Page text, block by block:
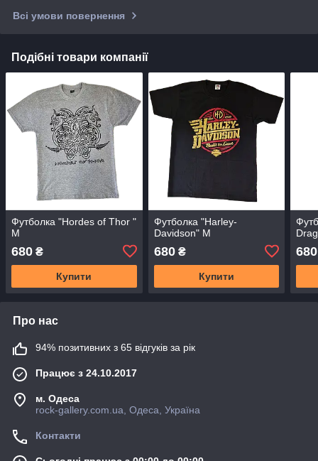
Всі умови повернення
Подібні товари компанії
Футболка "Hordes of Thor "
M
680 ₴
Купити
Футболка "Harley-
Davidson" M
680₴
Купити
680
Про нас
94% позитивних з 65 відгуків за рік
Працює з 24.10.2017
м. Одеса
rock-gallery.com.ua, Одеса, Україна
Контакти